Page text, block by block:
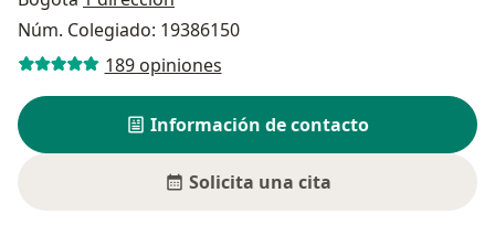
Núm. Colegiado: 19386150
189 opiniones
Información de contacto
Solicita una cita